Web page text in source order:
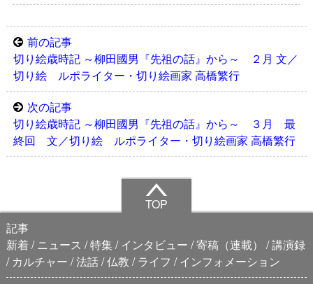
前の記事
切り絵歳時記 ～柳田國男『先祖の話』から～ ２月 文／
切り絵 ルポライター・切り絵画家 高橋繁行
次の記事
切り絵歳時記 ～柳田國男『先祖の話』から～ ３月 最
終回 文／切り絵 ルポライター・切り絵画家 高橋繁行
TOP
記事
新着
ニュース 特集 インタビュー 寄稿（連載）
講演録
カルチャー 法話 仏教 ライフ
インフォメーション